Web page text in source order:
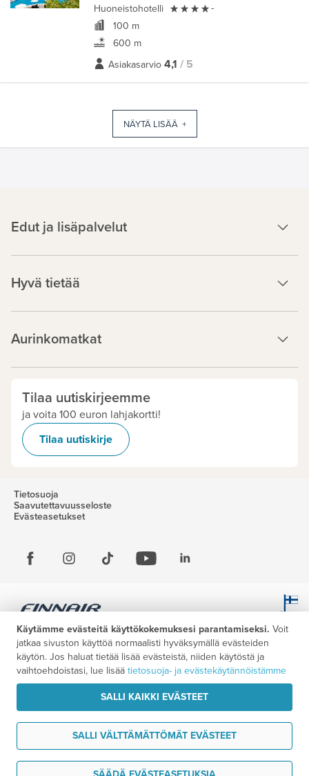
Tarvitsen tukea
Huoneistohotelli  -
100 m
600 m
Asiakasarvio 4,1 / 5
NÄYTÄ LISÄÄ +
Edut ja lisäpalvelut
Hyvä tietää
Aurinkomatkat
Tilaa uutiskirjeemme
ja voita 100 euron lahjakortti!
Tilaa uutiskirje
Tietosuoja
Saavutettavuusseloste
Evästeasetukset
Käytämme evästeitä käyttökokemuksesi parantamiseksi. Voit
jatkaa sivuston käyttöä normaalisti hyväksymällä evästeiden
käytön. Jos haluat tietää lisää evästeistä, niiden käytöstä ja
vaihtoehdoistasi, lue lisää tietosuoja- ja evästekäytännöistämme
SALLI KAIKKI EVÄSTEET
SALLI VÄLTTÄMÄTTÖMÄT EVÄSTEET